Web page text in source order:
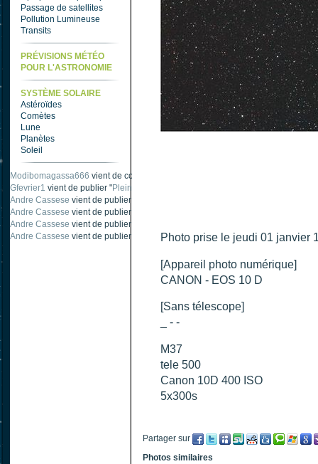
Passage de satellites
Pollution Lumineuse
Transits
PRÉVISIONS MÉTÉO
POUR L'ASTRONOMIE
SYSTÈME SOLAIRE
Astéroïdes
Comètes
Lune
Planètes
Soleil
Modibomagassa666 vient de commenter "
Gfevrier1 vient de publier "Pleine Lune - 9 Aout 205
Andre Cassese vient de publier "
Andre Cassese vient de publier "
Andre Cassese vient de publier "
Andre Cassese vient de publier " Protuberance explosive 9 juin 2021 lunette
Photo prise le jeudi 01 janvier
[Appareil photo numérique]
CANON - EOS 10 D
[Sans télescope]
_ - -
M37
tele 500
Canon 10D 400 ISO
5x300s
Partager sur
Photos similaires